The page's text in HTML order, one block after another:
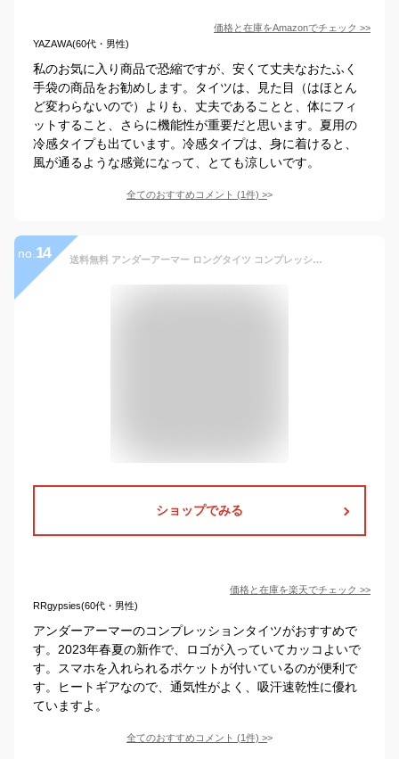
価格と在庫をAmazonでチェック >>
YAZAWA(60代・男性)
私のお気に入り商品で恐縮ですが、安くて丈夫なおたふく
手袋の商品をお勧めします。タイツは、見た目（はほとん
ど変わらないので）よりも、丈夫であることと、体にフィ
ットすること、さらに機能性が重要だと思います。夏用の
冷感タイプも出ています。冷感タイプは、身に着けると、
風が通るような感覚になって、とても涼しいです。
全てのおすすめコメント (1件) >
no. 14 送料無料 アンダーアーマー ロングタイツ コンプレッションメンズ UNDERARMOUR ヒートギアアーマー レギンス スパッツ/トレーニング スポーツウェア ジム インナー アンダー ベースレイヤー 吸汗速乾 男性 パンツ ボトムス/1378353【返品不可】
ショップでみる
価格と在庫を楽天でチェック >>
RRgypsies(60代・男性)
アンダーアーマーのコンプレッションタイツがおすすめで
す。2023年春夏の新作で、ロゴが入っていてカッコよいで
す。スマホを入れられるポケットが付いているのが便利で
す。ヒートギアなので、通気性がよく、吸汗速乾性に優れ
ていますよ。
全てのおすすめコメント (1件) >